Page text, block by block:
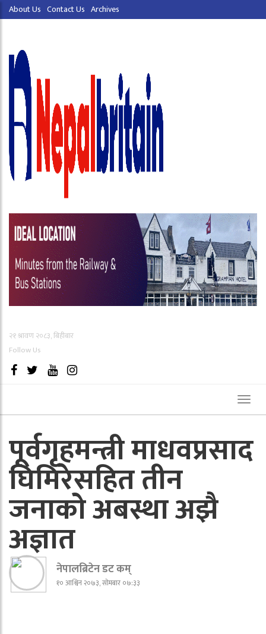
About Us Contact Us Archives
२१ श्रावण २०८३, बिहीबार
Follow Us
पूर्वगृहमन्त्री माधवप्रसाद
घिमिरेसहित तीन
जनाको अबस्था अझै
अज्ञात
नेपालब्रिटेन डट कम्
१० आश्विन २०७३, सोमबार ०७:३३